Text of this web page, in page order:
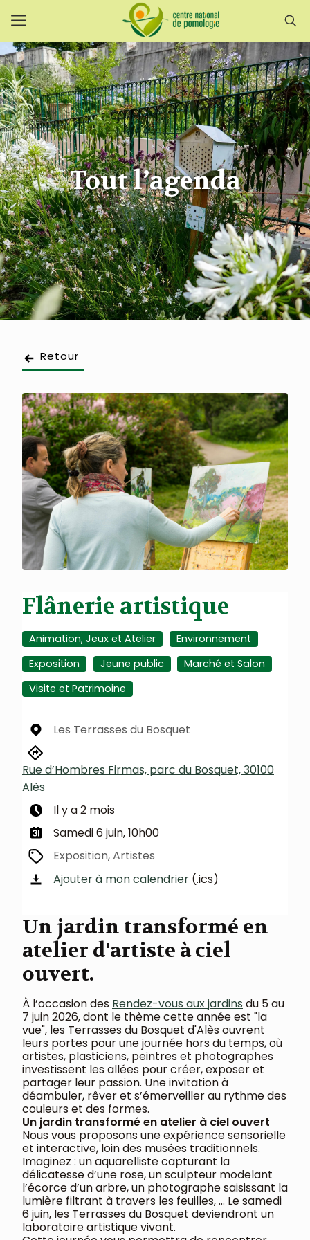
Tout l’agenda
Retour
Flânerie artistique
Animation, Jeux et Atelier
Environnement
Exposition
Jeune public
Marché et Salon
Visite et Patrimoine
Les Terrasses du Bosquet
Rue d’Hombres Firmas, parc du Bosquet, 30100
Alès
Il y a 2 mois
Samedi 6 juin, 10h00
Exposition, Artistes
Ajouter à mon calendrier (.ics)
Un jardin transformé en
atelier d'artiste à ciel
ouvert.
À l’occasion des Rendez-vous aux jardins du 5 au
7 juin 2026, dont le thème cette année est "la
vue", les Terrasses du Bosquet d'Alès ouvrent
leurs portes pour une journée hors du temps, où
artistes, plasticiens, peintres et photographes
investissent les allées pour créer, exposer et
partager leur passion. Une invitation à
déambuler, rêver et s’émerveiller au rythme des
couleurs et des formes.
Un jardin transformé en atelier à ciel ouvert
Nous vous proposons une expérience sensorielle
et interactive, loin des musées traditionnels.
Imaginez : un aquarelliste capturant la
délicatesse d’une rose, un sculpteur modelant
l’écorce d’un arbre, un photographe saisissant la
lumière filtrant à travers les feuilles, … Le samedi
6 juin, les Terrasses du Bosquet deviendront un
laboratoire artistique vivant.